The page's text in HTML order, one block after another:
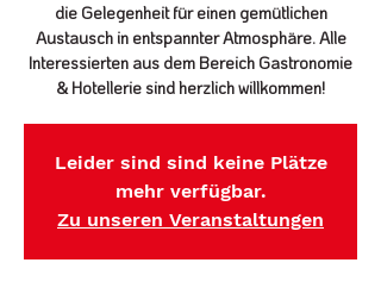
die Gelegenheit für einen gemütlichen
Austausch in entspannter Atmosphäre. Alle
Interessierten aus dem Bereich Gastronomie
& Hotellerie sind herzlich willkommen!
Leider sind sind keine Plätze
mehr verfügbar.
Zu unseren Veranstaltungen